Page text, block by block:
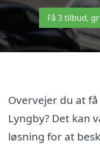
Få 3 tilbud,
Overvejer du at
Lyngby? Det kan
løsning for at